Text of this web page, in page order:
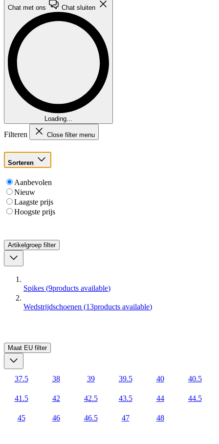
Chat met ons Chat sluiten
Loading...
Filteren Close filter menu
Sorteren
Aanbevolen
Nieuw
Laagste prijs
Hoogste prijs
Artikelgroep filter
Spikes (9products available)
Wedstrijdschoenen (13products available)
Maat EU filter
37.5 38 39 39.5 40 40.5
41.5 42 42.5 43.5 44 44.5
45 46 46.5 47 48